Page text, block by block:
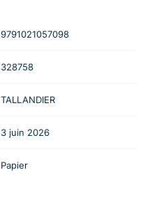
9791021057098
328758
TALLANDIER
3 juin 2026
Papier